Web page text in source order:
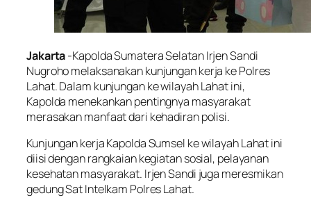
Jakarta-Kapolda Sumatera Selatan Irjen Sandi
Nugroho melaksanakan kunjungan kerja ke Polres
Lahat. Dalam kunjungan ke wilayah Lahat ini,
Kapolda menekankan pentingnya masyarakat
merasakan manfaat dari kehadiran polisi.
Kunjungan kerja Kapolda Sumsel ke wilayah Lahat ini
diisi dengan rangkaian kegiatan sosial, pelayanan
kesehatan masyarakat. Irjen Sandi juga meresmikan
gedung Sat Intelkam Polres Lahat.